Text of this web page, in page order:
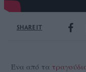
SHARE IT
Ένα από τα